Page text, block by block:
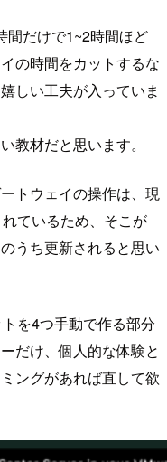
間だけで1~2時間ほど
の時間をカットするな
しい工夫が入っていま
教材だと思います。
トウェイの操作は、現
ているため、そこが
うち更新されると思い
を4つ手動で作る部分
だけ、個人的な体験と
ングがあれば直して欲